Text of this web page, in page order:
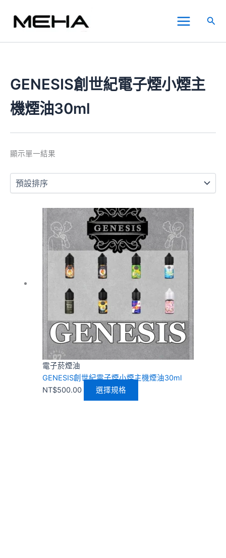
要
Menu
搜
GENESIS創世紀電子煙小煙主
機煙油30ml
顯示單一結果
電子菸煙油
GENESIS創世紀電子煙小煙主機煙油30ml
NT$500.00 選擇規格
此
產
品
有
多
種
式。
可
在
產
品
頁
選